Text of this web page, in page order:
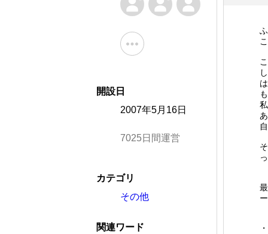
開設日
2007年5月16日
7025日間運営
カテゴリ
その他
関連ワード